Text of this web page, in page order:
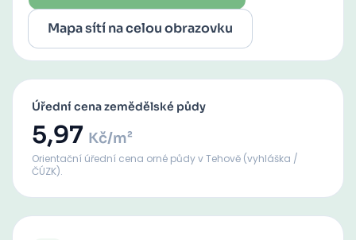
Mapa sítí na celou obrazovku
Úřední cena zemědělské půdy
5,97 Kč/m²
Orientační úřední cena orné půdyv Tehově (vyhláška /
ČÚZK).